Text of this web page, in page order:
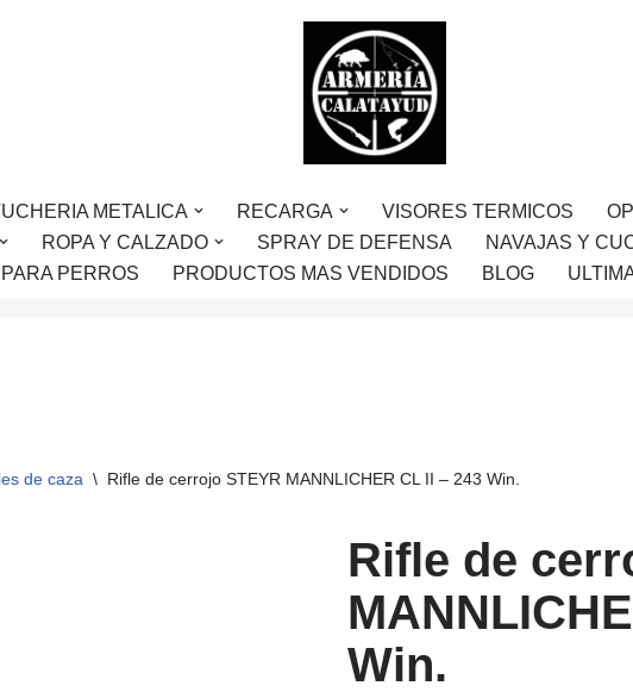
METALICA RECARGA VISORES TERMICOS
ROPA Y CALZADO SPRAY DE DEFENSA NAVAJAS Y
PERROS
PRODUCTOS MAS VENDIDOS BLOG
de caza \ Rifle de cerrojo STEYR MANNLICHER CL II – 243 Win.
Rifle de
Win.